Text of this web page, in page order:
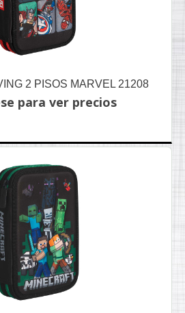
2 PISOS MARVEL 21208
para ver precios